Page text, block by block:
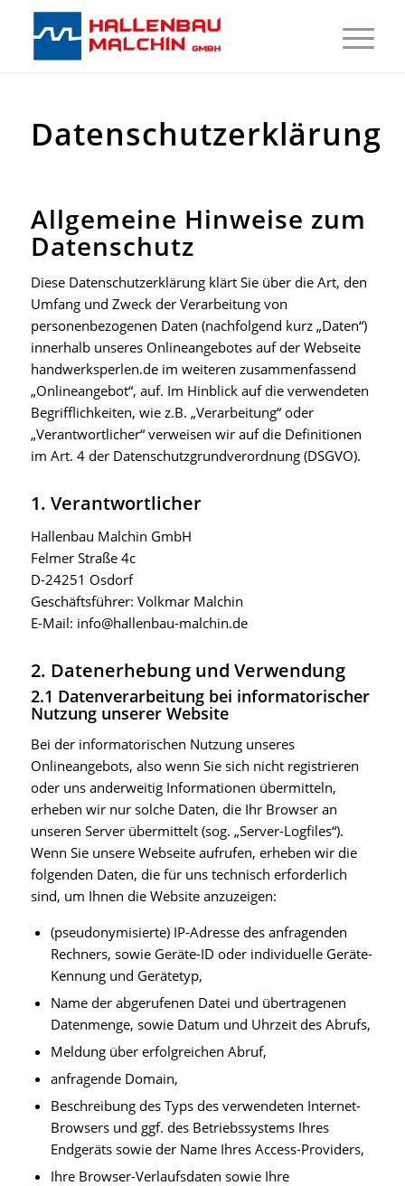
Datenschutzerklärung
Allgemeine Hinweise zum
Datenschutz
Diese Datenschutzerklärung klärt Sie über die Art, den
Umfang und Zweck der Verarbeitung von
personenbezogenen Daten (nachfolgend kurz „Daten“)
innerhalb unseres Onlineangebotes auf der Webseite
handwerksperlen.de im weiteren zusammenfassend
„Onlineangebot“, auf. Im Hinblick auf die verwendeten
Begrifflichkeiten, wie z.B. „Verarbeitung“ oder
„Verantwortlicher“ verweisen wir auf die Definitionen
im Art. 4 der Datenschutzgrundverordnung (DSGVO).
1. Verantwortlicher
Hallenbau Malchin GmbH
Felmer Straße 4c
D-24251 Osdorf
Geschäftsführer: Volkmar Malchin
E-Mail: info@hallenbau-malchin.de
2. Datenerhebung und Verwendung
2.1 Datenverarbeitung bei informatorischer
Nutzung unserer Website
Bei der informatorischen Nutzung unseres
Onlineangebots, also wenn Sie sich nicht registrieren
oder uns anderweitig Informationen übermitteln,
erheben wir nur solche Daten, die Ihr Browser an
unseren Server übermittelt (sog. „Server-Logfiles“).
Wenn Sie unsere Webseite aufrufen, erheben wir die
folgenden Daten, die für uns technisch erforderlich
sind, um Ihnen die Website anzuzeigen:
(pseudonymisierte) IP-Adresse des anfragenden
Rechners, sowie Geräte-ID oder individuelle Geräte-
Kennung und Gerätetyp,
Name der abgerufenen Datei und übertragenen
Datenmenge, sowie Datum und Uhrzeit des Abrufs,
Meldung über erfolgreichen Abruf,
anfragende Domain,
Beschreibung des Typs des verwendeten Internet-
Browsers und ggf. des Betriebssystems Ihres
Endgeräts sowie der Name Ihres Access-Providers,
Ihre Browser-Verlaufsdaten sowie Ihre